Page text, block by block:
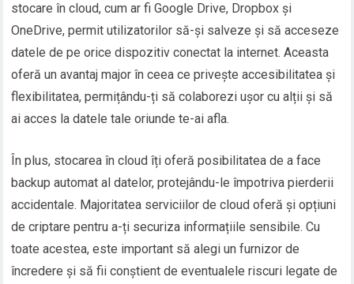
stocare în cloud, cum ar fi Google Drive, Dropbox și
OneDrive, permit utilizatorilor să-și salveze și să acceseze
datele de pe orice dispozitiv conectat la internet. Aceasta
oferă un avantaj major în ceea ce privește accesibilitatea și
flexibilitatea, permițându-ți să colaborezi ușor cu alții și să
ai acces la datele tale oriunde te-ai afla.
În plus, stocarea în cloud îți oferă posibilitatea de a face
backup automat al datelor, protejându-le împotriva pierderii
accidentale. Majoritatea serviciilor de cloud oferă și opțiuni
de criptare pentru a-ți securiza informațiile sensibile. Cu
toate acestea, este important să alegi un furnizor de
încredere și să fii conștient de eventualele riscuri legate de